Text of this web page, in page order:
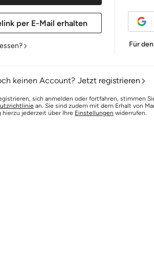
Für
keinen Account? Jetzt registrieren
sich anmelden oder fortfahren, stimmen
an. Sie sind zudem mit dem Erhalt von
jederzeit über Ihre Einstellungen widerrufen.